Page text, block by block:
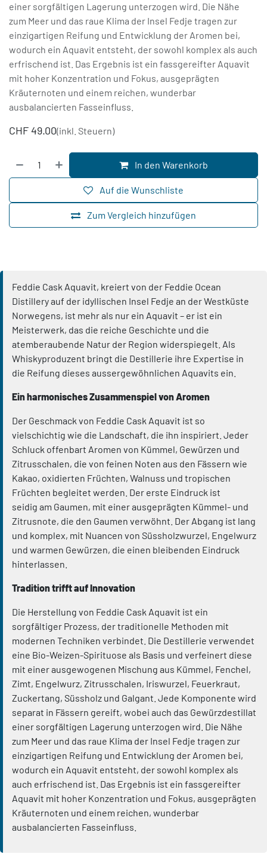
einer sorgfältigen Lagerung unterzogen wird. Die Nähe
zum Meer und das raue Klima der Insel Fedje tragen zur
einzigartigen Reifung und Entwicklung der Aromen bei,
wodurch ein Aquavit entsteht, der sowohl komplex als auch
erfrischend ist. Das Ergebnis ist ein fassgereifter Aquavit
mit hoher Konzentration und Fokus, ausgeprägten
Kräuternoten und einem reichen, wunderbar
ausbalancierten Fasseinfluss.
CHF 49.00(inkl. Steuern)
In den Warenkorb
Zum Vergleich hinzufügen
Auf die Wunschliste
Feddie Cask Aquavit, kreiert von der Feddie Ocean
Distillery auf der idyllischen Insel Fedje an der Westküste
Norwegens, ist mehr als nur ein Aquavit – er ist ein
Meisterwerk, das die reiche Geschichte und die
atemberaubende Natur der Region widerspiegelt. Als
Whiskyproduzent bringt die Destillerie ihre Expertise in
die Reifung dieses aussergewöhnlichen Aquavits ein.
Ein harmonisches Zusammenspiel von Aromen
Der Geschmack von Feddie Cask Aquavit ist so
vielschichtig wie die Landschaft, die ihn inspiriert. Jeder
Schluck offenbart Aromen von Kümmel, Gewürzen und
Zitrusschalen, die von feinen Noten aus den Fässern wie
Kakao, oxidierten Früchten, Walnuss und tropischen
Früchten begleitet werden. Der erste Eindruck ist
seidig am Gaumen, mit einer ausgeprägten Kümmel- und
Zitrusnote, die den Gaumen verwöhnt. Der Abgang ist lang
und komplex, mit Nuancen von Süssholzwurzel, Engelwurz
und warmen Gewürzen, die einen bleibenden Eindruck
hinterlassen.
Tradition trifft auf Innovation
Die Herstellung von Feddie Cask Aquavit ist ein
sorgfältiger Prozess, der traditionelle Methoden mit
modernen Techniken verbindet. Die Destillerie verwendet
eine Bio-Weizen-Spirituose als Basis und verfeinert diese
mit einer ausgewogenen Mischung aus Kümmel, Fenchel,
Zimt, Engelwurz, Zitrusschalen, Iriswurzel, Feuerkraut,
Zuckertang, Süssholz und Galgant. Jede Komponente wird
separat in Fässern gereift, wobei auch das Gewürzdestillat
einer sorgfältigen Lagerung unterzogen wird. Die Nähe
zum Meer und das raue Klima der Insel Fedje tragen zur
einzigartigen Reifung und Entwicklung der Aromen bei,
wodurch ein Aquavit entsteht, der sowohl komplex als
auch erfrischend ist. Das Ergebnis ist ein fassgereifter
Aquavit mit hoher Konzentration und Fokus, ausgeprägten
Kräuternoten und einem reichen, wunderbar
ausbalancierten Fasseinfluss.